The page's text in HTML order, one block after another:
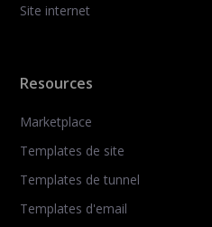
Site internet
Resources
Marketplace
Templates de site
Templates de tunnel
Templates d'email